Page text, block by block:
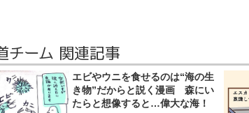
チーム 関連記事
エビやウニを食せるのは“海の生
き物”だからと説く漫画 森にい
たらと想像すると…偉大な海！